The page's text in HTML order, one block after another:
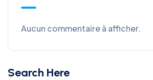
Aucun commentaire à afficher.
Search Here